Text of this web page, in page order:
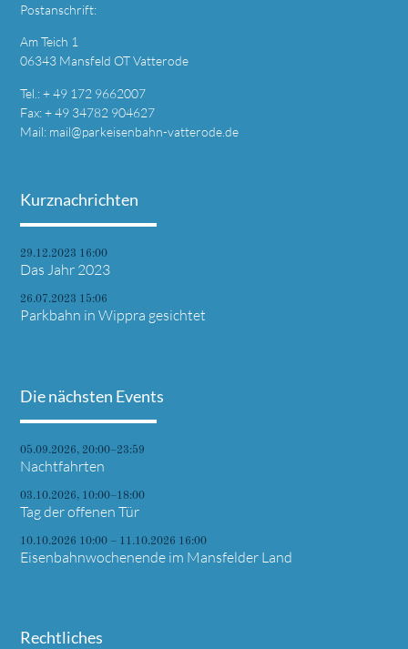
Postanschrift:
Am Teich 1
06343 Mansfeld OT Vatterode
Tel.: + 49 172 9662007
Fax: + 49 34782 904627
Mail: mail@parkeisenbahn-vatterode.de
Kurznachrichten
29.12.2023 16:00
Das Jahr 2023
26.07.2023 15:06
Parkbahn in Wippra gesichtet
Die nächsten Events
05.09.2026, 20:00–23:59
Nachtfahrten
03.10.2026, 10:00–18:00
Tag der offenen Tür
10.10.2026 10:00 – 11.10.2026 16:00
Eisenbahnwochenende im Mansfelder Land
Rechtliches